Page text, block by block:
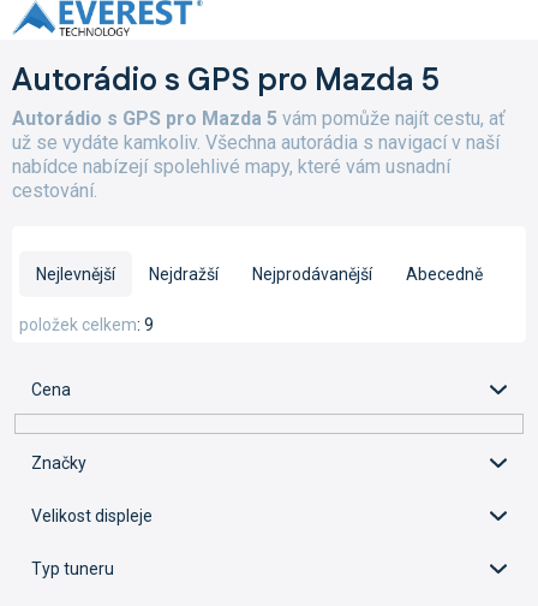
Přejít
na
Autorádio s GPS pro Mazda 5
Autorádio s GPS pro Mazda 5 vám pomůže najít cestu, ať
už se vydáte kamkoliv. Všechna autorádia s navigací v naší
nabídce nabízejí spolehlivé mapy, které vám usnadní
cestování.
e
r
u
Nejlevnější Nejdražší Nejprodávanější Abecedně
9
položek celkem
Cena
Značky
Velikost displeje
Typ tuneru